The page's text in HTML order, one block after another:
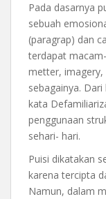
Pada dasarnya
sebuah
(paragrap) dan
terdapat
metter, imagery,
sebagainya.
kata
penggunaan
sehari- hari.
Puisi dikatakan
karena tercipta
Namun, dalam